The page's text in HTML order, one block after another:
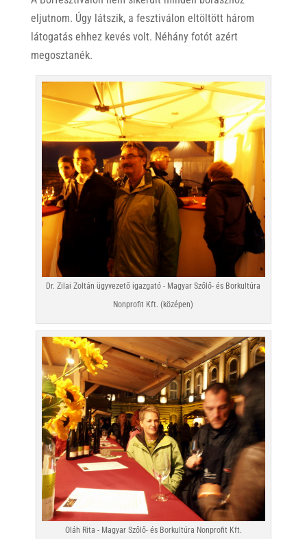
eljutnom. Úgy látszik, a fesztiválon eltöltött három
látogatás ehhez kevés volt. Néhány fotót azért
megosztanék.
Dr. Zilai Zoltán ügyvezető igazgató - Magyar Szőlő- és Borkultúra
Nonprofit Kft. (középen)
Oláh Rita - Magyar Szőlő- és Borkultúra Nonprofit Kft.